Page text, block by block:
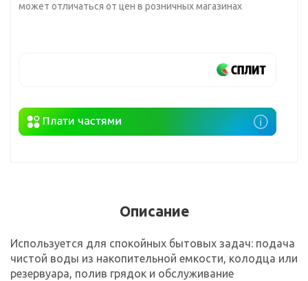
может отличаться от цен в розничных магазинах
Описание
Используется для спокойных бытовых задач: подача
чистой воды из накопительной емкости, колодца или
резервуара, полив грядок и обслуживание